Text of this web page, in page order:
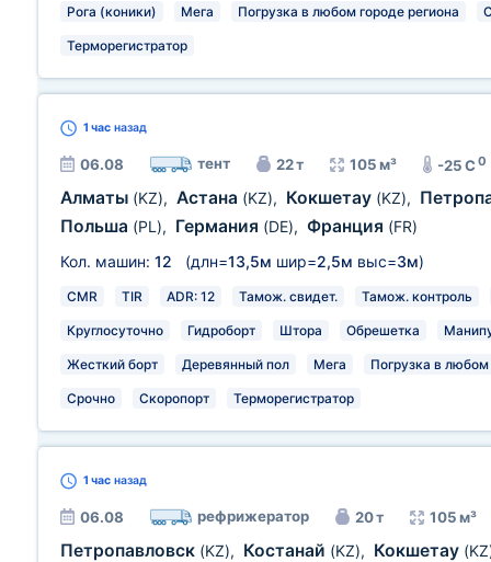
Рога (коники) Мега Погрузка в любом городе региона
Терморегистратор
1 час назад
06.08 тент 22 т 105 м³ -25 C0
Алматы (KZ), Астана (KZ), Кокшетау (KZ),
Польша (PL), Германия (DE), Франция (FR)
Кол. машин: 12 (длн=13,5м шир=2,5м выс=3м)
CMR TIR ADR: 12 Тамож. свидет. Тамож. контроль
Круглосуточно Гидроборт Штора Обрешетка
Жесткий борт Деревянный пол Мега Погрузка в любом
Срочно Скоропорт Терморегистратор
1 час назад
06.08 рефрижератор 20 т 105 м³
Петропавловск (KZ), Костанай (KZ), Кокшетау